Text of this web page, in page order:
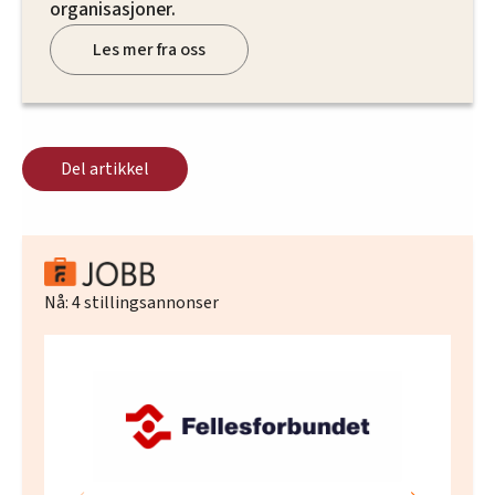
organisasjoner.
Les mer fra oss
Del artikkel
Nå:4stillingsannonser